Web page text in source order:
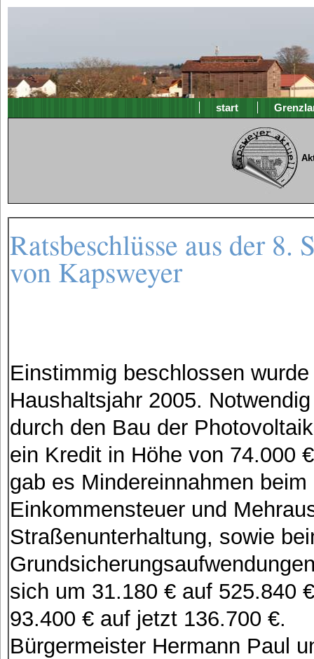
start
Ratsbeschlüsse aus der 8.
von Kapsweyer
Einstimmig beschlossen
Haushaltsjahr 2005.
durch den Bau der
ein Kredit in Höhe von 74.000
gab es Mindereinnahmen
Einkommensteuer und
Straßenunterhaltung, sowie
sich um 31.180 € auf 525.840
93.400 € auf jetzt 136.700 €.
Bürgermeister Hermann Paul